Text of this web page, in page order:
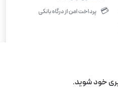
💳 پرداخت امن از درگاه بانکی
خود شوید.